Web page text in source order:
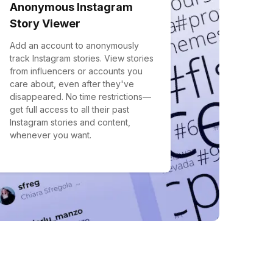
Anonymous Instagram
Story Viewer
Add an account to anonymously
track Instagram stories. View stories
from influencers or accounts you
care about, even after they've
disappeared. No time restrictions—
get full access to all their past
Instagram stories and content,
whenever you want.